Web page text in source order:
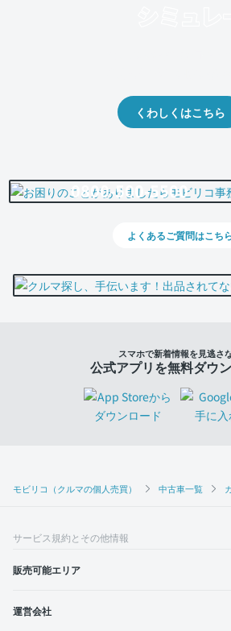
モビリコ（クルマの個人売買） 中古車一覧
くわしくはこちら
0800-500-5500
よくあるご質問はこち
スマホで新着情報を見逃さ
公式アプリを無料ダウ
サービス規約とその他情報
販売可能エリア
運営会社